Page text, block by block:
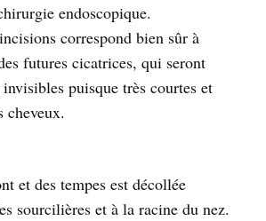
endoscopique.
correspond bien sûr à
futures cicatrices, qui seront
puisque très courtes et
cheveux.
et des tempes est décollée
sourcilières et à la racine du nez.